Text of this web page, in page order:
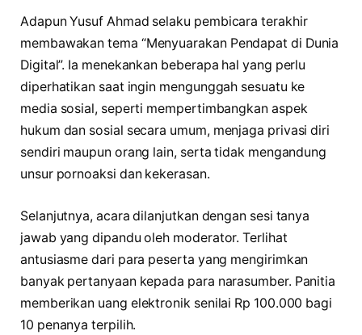
Adapun Yusuf Ahmad selaku pembicara terakhir
membawakan tema “Menyuarakan Pendapat di Dunia
Digital”. Ia menekankan beberapa hal yang perlu
diperhatikan saat ingin mengunggah sesuatu ke
media sosial, seperti mempertimbangkan aspek
hukum dan sosial secara umum, menjaga privasi diri
sendiri maupun orang lain, serta tidak mengandung
unsur pornoaksi dan kekerasan.
Selanjutnya, acara dilanjutkan dengan sesi tanya
jawab yang dipandu oleh moderator. Terlihat
antusiasme dari para peserta yang mengirimkan
banyak pertanyaan kepada para narasumber. Panitia
memberikan uang elektronik senilai Rp 100.000 bagi
10 penanya terpilih.